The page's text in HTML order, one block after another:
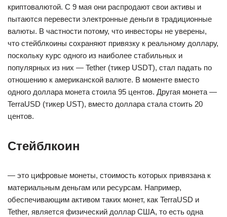
криптовалютой. С 9 мая они распродают свои активы и
пытаются перевести электронные деньги в традиционные
валюты. В частности потому, что инвесторы не уверены,
что стейблкоины сохраняют привязку к реальному доллару,
поскольку курс одного из наиболее стабильных и
популярных из них — Tether (тикер USDT), стал падать по
отношению к американской валюте. В моменте вместо
одного доллара монета стоила 95 центов. Другая монета —
TerraUSD (тикер UST), вместо доллара стала стоить 20
центов.
Стейблкоин
— это цифровые монеты, стоимость которых привязана к
материальным деньгам или ресурсам. Например,
обеспечивающим активом таких монет, как TerraUSD и
Tether, является физический доллар США, то есть одна